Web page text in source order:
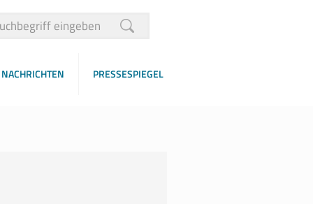
NACHRICHTEN PRESSESPIEGEL